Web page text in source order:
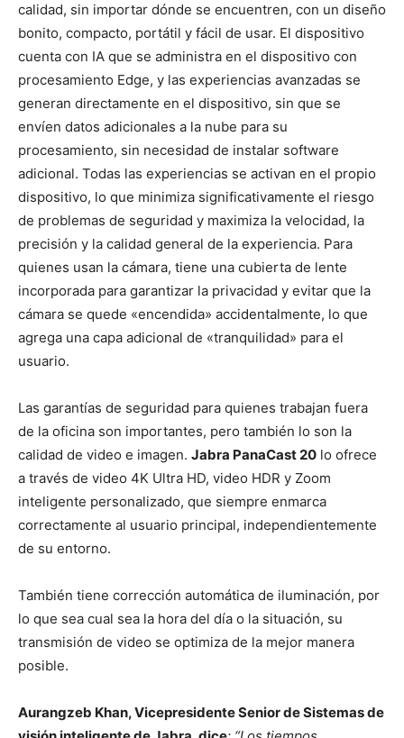
calidad, sin importar dónde se encuentren, con un diseño
bonito, compacto, portátil y fácil de usar. El dispositivo
cuenta con IA que se administra en el dispositivo con
procesamiento Edge, y las experiencias avanzadas se
generan directamente en el dispositivo, sin que se
envíen datos adicionales a la nube para su
procesamiento, sin necesidad de instalar software
adicional. Todas las experiencias se activan en el propio
dispositivo, lo que minimiza significativamente el riesgo
de problemas de seguridad y maximiza la velocidad, la
precisión y la calidad general de la experiencia. Para
quienes usan la cámara, tiene una cubierta de lente
incorporada para garantizar la privacidad y evitar que la
cámara se quede «encendida» accidentalmente, lo que
agrega una capa adicional de «tranquilidad» para el
usuario.
Las garantías de seguridad para quienes trabajan fuera
de la oficina son importantes, pero también lo son la
calidad de video e imagen. Jabra PanaCast 20 lo ofrece
a través de video 4K Ultra HD, video HDR y Zoom
inteligente personalizado, que siempre enmarca
correctamente al usuario principal, independientemente
de su entorno.
También tiene corrección automática de iluminación, por
lo que sea cual sea la hora del día o la situación, su
transmisión de video se optimiza de la mejor manera
posible.
Aurangzeb Khan, Vicepresidente Senior de Sistemas de